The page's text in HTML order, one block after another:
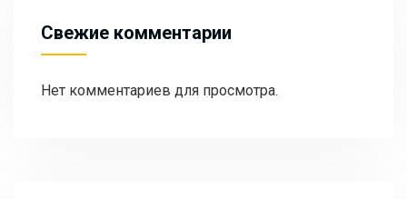
Свежие комментарии
Нет комментариев для просмотра.